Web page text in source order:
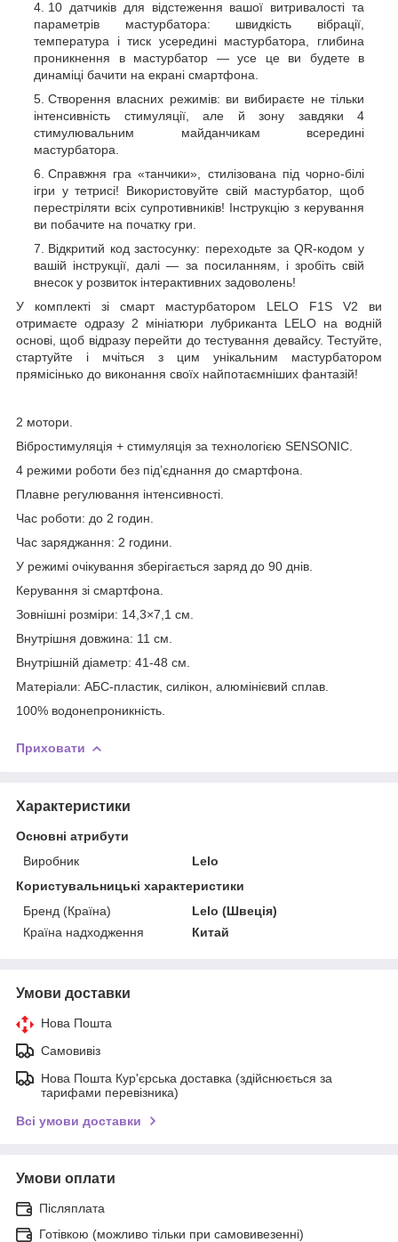
10 датчиків для відстеження вашої витривалості та
параметрів мастурбатора: швидкість вібрації,
температура і тиск усередині мастурбатора, глибина
проникнення в мастурбатор — усе це ви будете в
динаміці бачити на екрані смартфона.
Створення власних режимів: ви вибираєте не тільки
інтенсивність стимуляції, але й зону завдяки 4
стимулювальним майданчикам всередині
мастурбатора.
Справжня гра «танчики», стилізована під чорно-білі
ігри у тетрисі! Використовуйте свій мастурбатор, щоб
перестріляти всіх супротивників! Інструкцію з керування
ви побачите на початку гри.
Відкритий код застосунку: переходьте за QR-кодом у
вашій інструкції, далі — за посиланням, і зробіть свій
внесок у розвиток інтерактивних задоволень!
У комплекті зі смарт мастурбатором LELO F1S V2 ви
отримаєте одразу 2 мініатюри лубриканта LELO на водній
основі, щоб відразу перейти до тестування девайсу. Тестуйте,
стартуйте і мчіться з цим унікальним мастурбатором
прямісінько до виконання своїх найпотаємніших фантазій!
2 мотори.
Вібростимуляція + стимуляція за технологією SENSONIC.
4 режими роботи без під’єднання до смартфона.
Плавне регулювання інтенсивності.
Час роботи: до 2 годин.
Час заряджання: 2 години.
У режимі очікування зберігається заряд до 90 днів.
Керування зі смартфона.
Зовнішні розміри: 14,3×7,1 см.
Внутрішня довжина: 11 см.
Внутрішній діаметр: 41-48 см.
Матеріали: АБС-пластик, силікон, алюмінієвий сплав.
100% водонепроникність.
Приховати
Характеристики
Основні атрибути
Виробник
Lelo
Користувальницькі характеристики
Бренд (Країна)
Lelo (Швеція)
Країна надходження
Китай
Умови доставки
Нова Пошта
Самовивіз
Нова Пошта Кур'єрська доставка (здійснюється за
тарифами перевізника)
Всі умови доставки
Умови оплати
Післяплата
Готівкою (можливо тільки при самовивезенні)